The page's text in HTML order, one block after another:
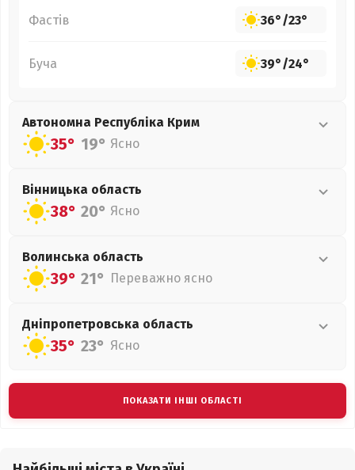
Фастів 36°/23°
Буча 39°/24°
Автономна Республіка Крим
35° 19° Ясно
Вінницька область
38° 20° Ясно
Волинська область
39° 21° Переважно ясно
Дніпропетровська область
35° 23° Ясно
ПОКАЗАТИ ІНШІ ОБЛАСТІ